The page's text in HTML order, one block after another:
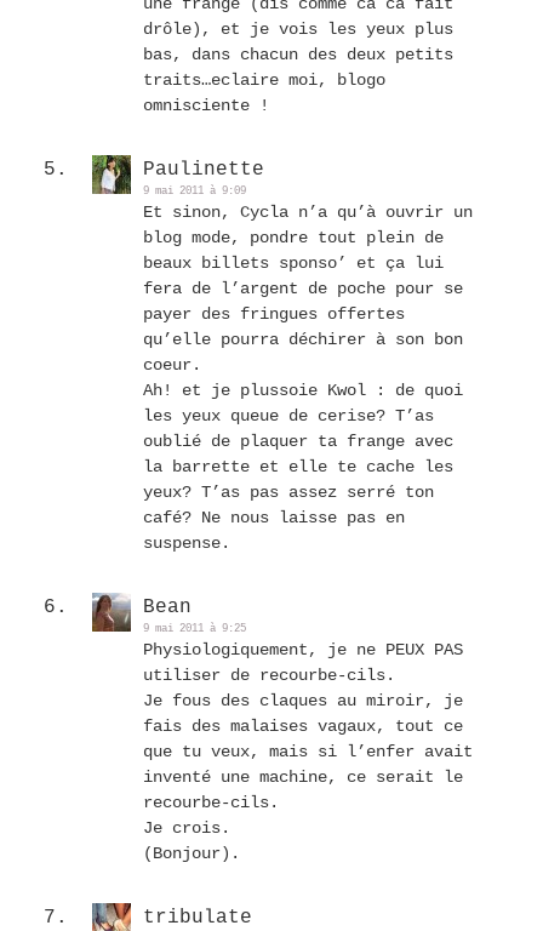
une frange (dis comme ca ca fait
drôle), et je vois les yeux plus
bas, dans chacun des deux petits
traits…eclaire moi, blogo
omnisciente !
Paulinette
9 mai 2011 à 9:09
Et sinon, Cycla n’a qu’à ouvrir un
blog mode, pondre tout plein de
beaux billets sponso’ et ça lui
fera de l’argent de poche pour se
payer des fringues offertes
qu’elle pourra déchirer à son bon
coeur.
Ah! et je plussoie Kwol : de quoi
les yeux queue de cerise? T’as
oublié de plaquer ta frange avec
la barrette et elle te cache les
yeux? T’as pas assez serré ton
café? Ne nous laisse pas en
suspense.
Bean
9 mai 2011 à 9:25
Physiologiquement, je ne PEUX PAS
utiliser de recourbe-cils.
Je fous des claques au miroir, je
fais des malaises vagaux, tout ce
que tu veux, mais si l’enfer avait
inventé une machine, ce serait le
recourbe-cils.
Je crois.
(Bonjour).
tribulate